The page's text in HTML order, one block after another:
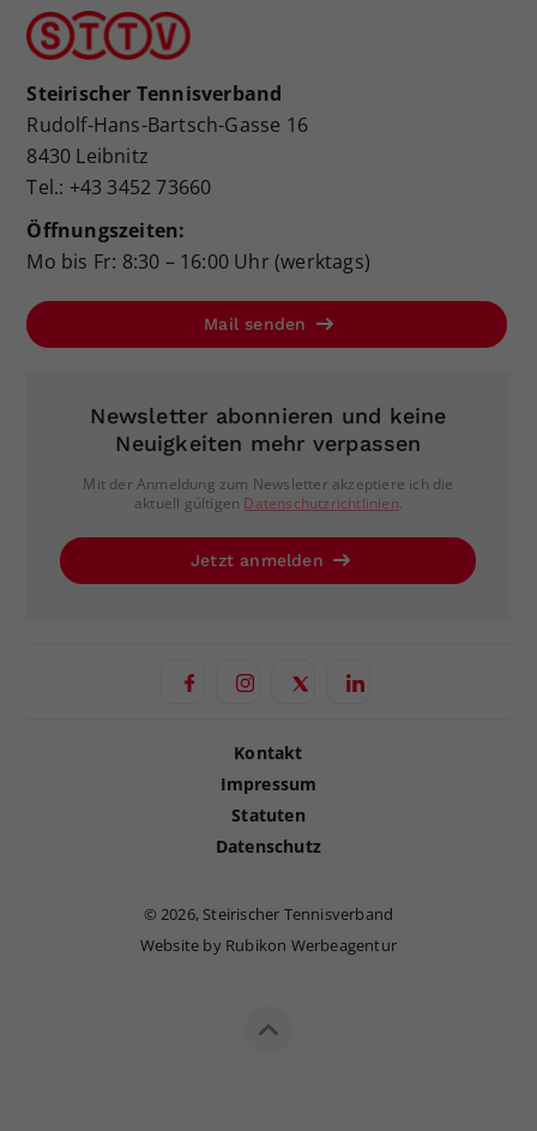
Steirischer Tennisverband
Rudolf-Hans-Bartsch-Gasse 16
8430 Leibnitz
Tel.: +43 3452 73660
Öffnungszeiten:
Mo bis Fr: 8:30 – 16:00 Uhr (werktags)
Mail senden
Newsletter abonnieren und keine
Neuigkeiten mehr verpassen
Mit der Anmeldung zum Newsletter akzeptiere ich die
aktuell gültigen Datenschutzrichtlinien.
Jetzt anmelden
Kontakt
Impressum
Statuten
Datenschutz
©2026, Steirischer Tennisverband
Website by Rubikon Werbeagentur